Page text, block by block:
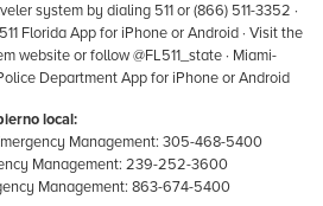
system by dialing 511 or (866) 511-3352 ·
Florida App for iPhone or Android · Visit the
website or follow @FL511_state · Miami-
Department App for iPhone or Android
local:
Management: 305-468-5400
Management: 239-252-3600
Management: 863-674-5400